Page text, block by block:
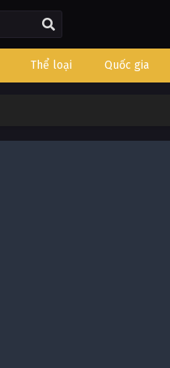
Thể loại Quốc gia